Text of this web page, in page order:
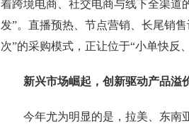
着跨境电商、社交电商与线下全渠道
发”。直播预热、节点营销、长尾销
次”的采购模式，正让位于“小单快反
新兴市场崛起，创新驱动产品溢
今年尤为明显的是，拉美、东南亚